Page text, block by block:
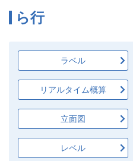
ら行
ラベル
リアルタイム概算
立面図
レベル